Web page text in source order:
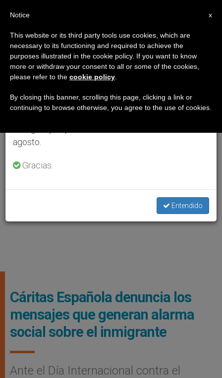
Cáritas Española denuncia los
mensajes que generan alarma
social sobre el inmigrante
Ante el Dí­a Internacional contra el
×
Aviso importante
Del 27 de julio al 7 de agosto haremos la pausa
anual, aprovechando que en el periodo de verano
se generan menos informaciones y también el
agosto.
Gracias.
Entendido
x
Notice
This website or its third party tools use cookies, which are
necessary to its functioning and required to achieve the
purposes illustrated in the cookie policy. If you want to know
more or withdraw your consent to all or some of the cookies,
please refer to the cookie policy
By closing this banner, scrolling this page, clicking a link or
continuing to browse otherwise, you agree to the use of cookies.